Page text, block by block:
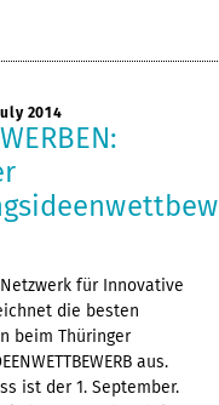
2014
für Innovative
die besten
beim Thüringer
aus.
ist der 1. September.